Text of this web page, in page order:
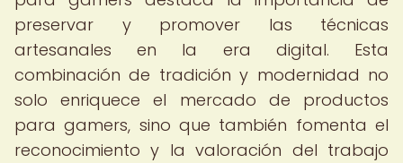
preservar y promover las técnicas
artesanales en la era digital. Esta
combinación de tradición y modernidad no
solo enriquece el mercado de productos
para gamers, sino que también fomenta el
reconocimiento y la valoración del trabajo